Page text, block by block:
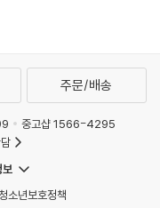
주문/배송
중고샵 1566-4295
청소년보호정책